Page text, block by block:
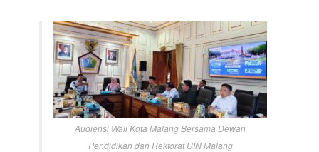
Audiensi Wali Kota Malang Bersama Dewan
Pendidikan dan Rektorat UIN Malang